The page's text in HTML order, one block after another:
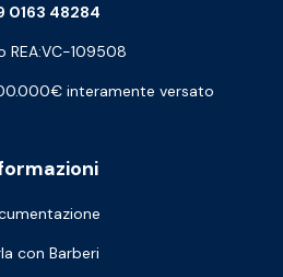
con Barberi
0163 48284
REA:VC-109508
interamente versato